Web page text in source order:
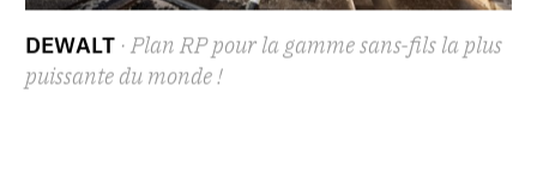
DEWALT · Plan RP pour la gamme sans-fils la plus
puissante du monde !